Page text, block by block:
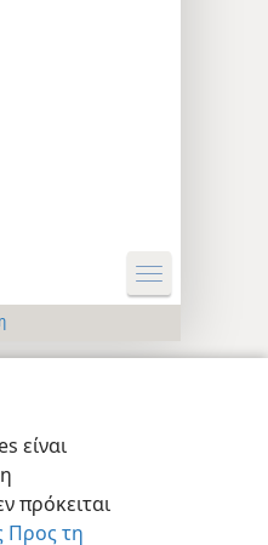
είναι
πρόκειται
Προς τη